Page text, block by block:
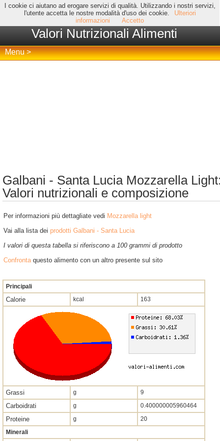
I cookie ci aiutano ad erogare servizi di qualità. Utilizzando i nostri servizi,
l'utente accetta le nostre modalità d'uso dei cookie.
Ulteriori
informazioni
Accetto
Valori Nutrizionali Alimenti
Menu >
Galbani - Santa Lucia Mozzarella
Valori nutrizionali e composizione
Per informazioni più dettagliate vedi Mozzarella light
Vai alla lista dei prodotti Galbani - Santa Lucia
I valori di questa tabella si riferiscono a 100 grammi di prodotto
Confrontaquesto alimento con un altro presente sul sito
Principali
Calorie kcal 163
Grassi g 9
Carboidrati g 0.400000005960464
Proteine g
20
Minerali